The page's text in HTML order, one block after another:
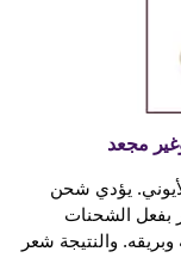
مجعد
يؤدي شحن
بفعل الشحنات
والنتيجة شعر